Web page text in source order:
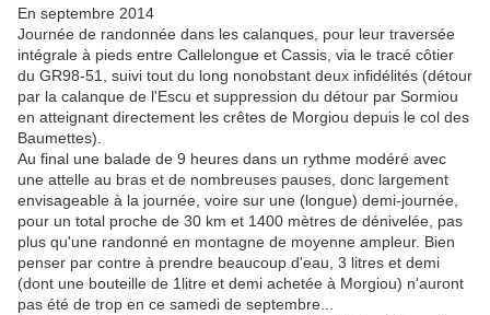
En septembre 2014
Journée de randonnée dans les calanques, pour leur traversée
intégrale à pieds entre Callelongue et Cassis, via le tracé côtier
du GR98-51, suivi tout du long nonobstant deux infidélités (détour
par la calanque de l'Escu et suppression du détour par Sormiou
en atteignant directement les crêtes de Morgiou depuis le col des
Baumettes).
Au final une balade de 9 heures dans un rythme modéré avec
une attelle au bras et de nombreuses pauses, donc largement
envisageable à la journée, voire sur une (longue) demi-journée,
pour un total proche de 30 km et 1400 mètres de dénivelée, pas
plus qu'une randonné en montagne de moyenne ampleur. Bien
penser par contre à prendre beaucoup d'eau, 3 litres et demi
(dont une bouteille de 1litre et demi achetée à Morgiou) n'auront
pas été de trop en ce samedi de septembre...